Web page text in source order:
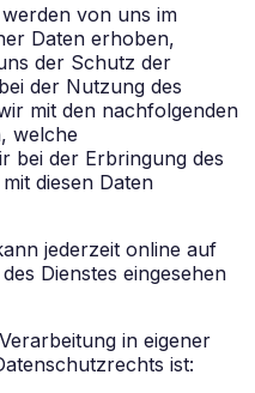
von uns im
Daten erhoben,
der Schutz der
der Nutzung des
mit den nachfolgenden
welche
bei der Erbringung des
diesen Daten
jederzeit online auf
Dienstes eingesehen
in eigener
ist: